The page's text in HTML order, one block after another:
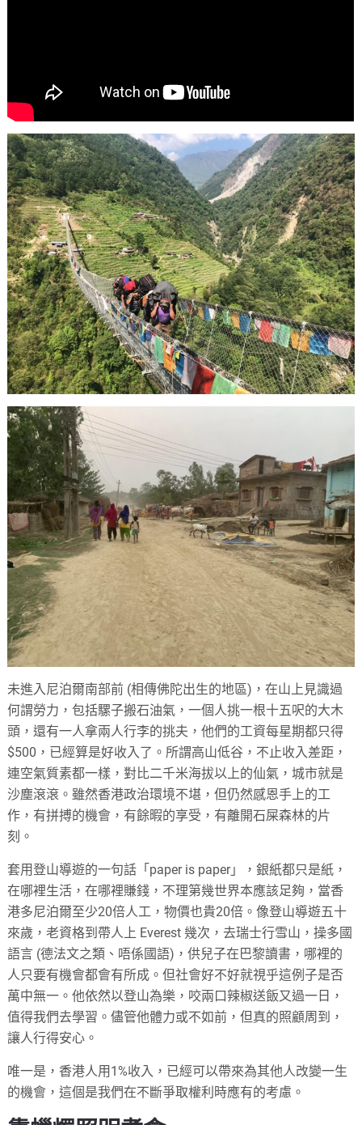
未進入尼泊爾南部前 (相傳佛陀出生的地區)，在山上見識過
何謂勞力，包括騾子搬石油氣，一個人挑一根十五呎的大木
頭，還有一人拿兩人行李的挑夫，他們的工資每星期都只得
$500，已經算是好收入了。所謂高山低谷，不止收入差距，
連空氣質素都一樣，對比二千米海拔以上的仙氣，城市就是
沙塵滾滾。雖然香港政治環境不堪，但仍然感恩手上的工
作，有拼搏的機會，有餘暇的享受，有離開石屎森林的片
刻。
套用登山導遊的一句話「paper is paper」，銀紙都只是紙，
在哪裡生活，在哪裡賺錢，不理第幾世界本應該足夠，當香
港多尼泊爾至少20倍人工，物價也貴20倍。像登山導遊五十
來歲，老資格到帶人上 Everest 幾次，去瑞士行雪山，操多國
語言 (德法文之類、唔係國語)，供兒子在巴黎讀書，哪裡的
人只要有機會都會有所成。但社會好不好就視乎這例子是否
萬中無一。他依然以登山為樂，咬兩口辣椒送飯又過一日，
值得我們去學習。儘管他體力或不如前，但真的照顧周到，
讓人行得安心。
唯一是，香港人用1%收入，已經可以帶來為其他人改變一生
的機會，這個是我們在不斷爭取權利時應有的考慮。